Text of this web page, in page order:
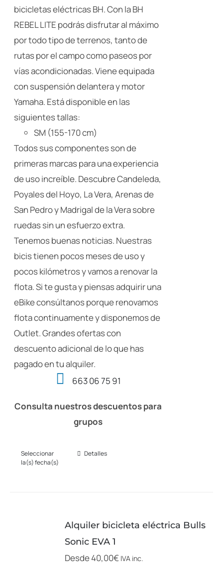
bicicletas eléctricas BH. Con la BH
REBEL LITE podrás disfrutar al máximo
por todo tipo de terrenos, tanto de
rutas por el campo como paseos por
vías acondicionadas. Viene equipada
con suspensión delantera y motor
Yamaha. Está disponible en las
siguientes tallas:
SM (155-170 cm)
Todos sus componentes son de
primeras marcas para una experiencia
de uso increíble. Descubre Candeleda,
Poyales del Hoyo, La Vera, Arenas de
San Pedro y Madrigal de la Vera sobre
ruedas sin un esfuerzo extra.
Tenemos buenas noticias. Nuestras
bicis tienen pocos meses de uso y
pocos kilómetros y vamos a renovar la
flota. Si te gusta y piensas adquirir una
eBike consúltanos porque renovamos
flota continuamente y disponemos de
Outlet. Grandes ofertas con
descuento adicional de lo que has
pagado en tu alquiler.
663 06 75 91
Consulta nuestros descuentos para
grupos
Seleccionar
la(s) fecha(s)
Este
Las
se
Detalles
Alquiler bicicleta eléctrica Bulls
Sonic EVA 1
Desde40,00€ IVA inc.